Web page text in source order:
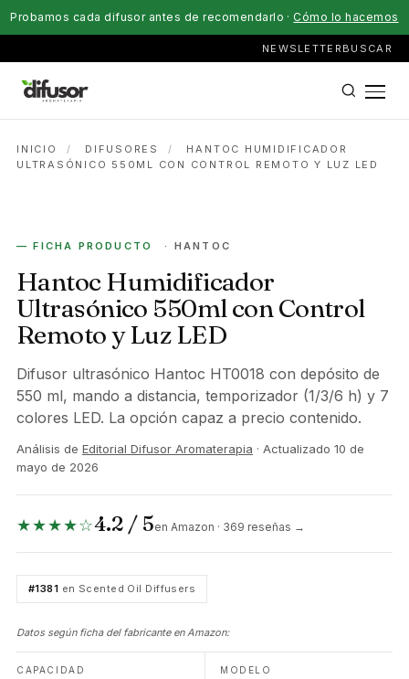
Probamos cada difusor antes de recomendarlo · Cómo lo hacemos
NEWSLETTER BUSCAR
INICIO / DIFUSORES /
HANTOC HUMIDIFICADOR
ULTRASÓNICO 550ML CON CONTROL REMOTO Y LUZ LED
— FICHA PRODUCTO · HANTOC
Hantoc Humidificador
Ultrasónico 550ml con Control
Remoto y Luz LED
Difusor ultrasónico Hantoc HT0018 con depósito de
550 ml, mando a distancia, temporizador (1/3/6 h) y 7
colores LED. La opción capaz a precio contenido.
Análisis de Editorial Difusor Aromaterapia · Actualizado 10 de
mayo de 2026
★★★★☆4.2 / 5en Amazon · 369 reseñas →
#1381 en Scented Oil Diffusers
Datos según ficha del fabricante en Amazon:
CAPACIDAD MODELO